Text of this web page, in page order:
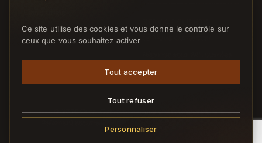
Liens utiles
© 2026 Crea-Cuir.com — Tous droits réservés.
Ce site utilise des cookies et vous donne le contrôle sur
ceux que vous souhaitez activer
Tout accepter
Tout refuser
Personnaliser